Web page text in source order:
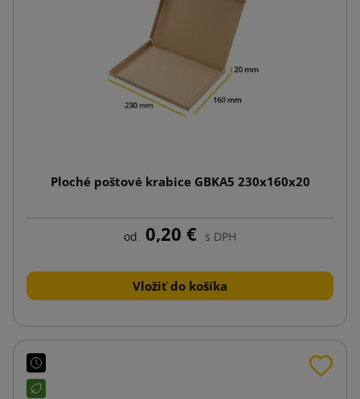
Ploché poštové krabice GBKA5 230x160x20
od 0,20 € s DPH
Vložiť do košíka